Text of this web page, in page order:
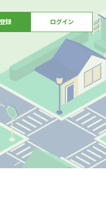
録 ログイン